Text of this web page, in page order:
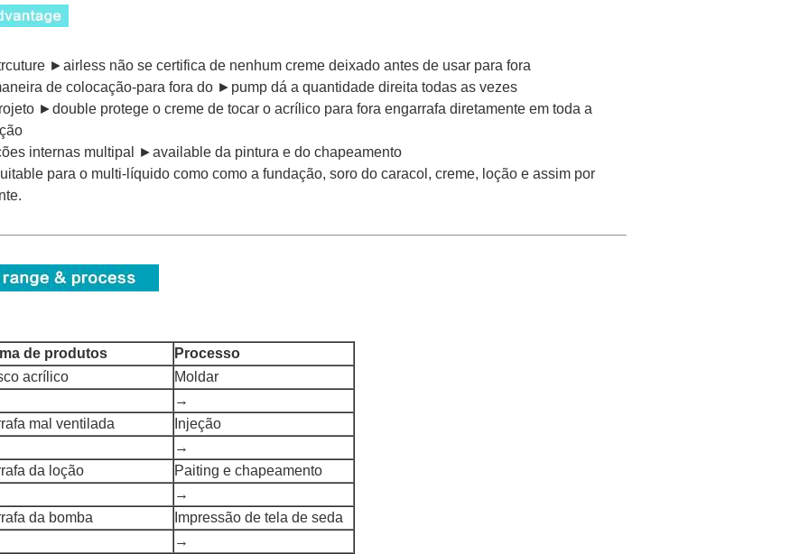
►airless não se certifica de nenhum creme deixado antes de usar para fora
de colocação-para fora do ►pump dá a quantidade direita todas as vezes
►double protege o creme de tocar o acrílico para fora engarrafa diretamente em toda a
internas multipal ►available da pintura e do chapeamento
para o multi-líquido como como a fundação, soro do caracol, creme, loção e assim por
de produtos
Processo
acrílico
Moldar
→
mal ventilada
Injeção
→
da loção
Paiting e chapeamento
→
da bomba
Impressão de tela de seda
→